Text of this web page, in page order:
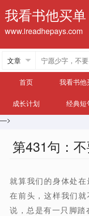
我看书他买单
www.ireadhepays.com
首页
我看书他
成长计划 经典短
—>
第431句：
就算我们的身体处
在前头，这样我们
说，总是有一只脚